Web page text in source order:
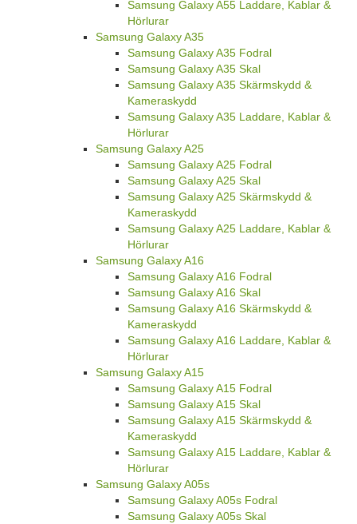
Samsung Galaxy A55 Laddare, Kablar &
Hörlurar
Samsung Galaxy A35
Samsung Galaxy A35 Fodral
Samsung Galaxy A35 Skal
Samsung Galaxy A35 Skärmskydd &
Kameraskydd
Samsung Galaxy A35 Laddare, Kablar &
Hörlurar
Samsung Galaxy A25
Samsung Galaxy A25 Fodral
Samsung Galaxy A25 Skal
Samsung Galaxy A25 Skärmskydd &
Kameraskydd
Samsung Galaxy A25 Laddare, Kablar &
Hörlurar
Samsung Galaxy A16
Samsung Galaxy A16 Fodral
Samsung Galaxy A16 Skal
Samsung Galaxy A16 Skärmskydd &
Kameraskydd
Samsung Galaxy A16 Laddare, Kablar &
Hörlurar
Samsung Galaxy A15
Samsung Galaxy A15 Fodral
Samsung Galaxy A15 Skal
Samsung Galaxy A15 Skärmskydd &
Kameraskydd
Samsung Galaxy A15 Laddare, Kablar &
Hörlurar
Samsung Galaxy A05s
Samsung Galaxy A05s Fodral
Samsung Galaxy A05s Skal